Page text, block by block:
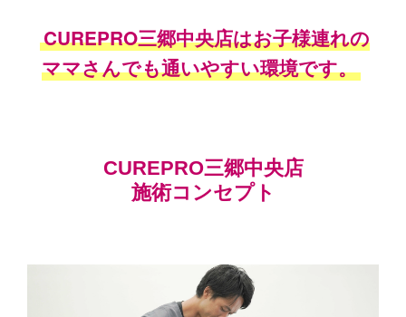
CUREPRO三郷中央店はお子様連れの
ママさんでも通いやすい環境です。
CUREPRO三郷中央店
施術コンセプト